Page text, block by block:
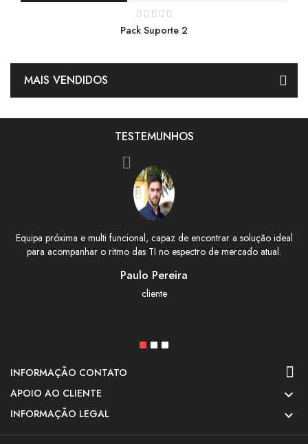
Pack Suporte 2
MAIS VENDIDOS
TESTEMUNHOS
Equipa próxima e multi funcional, capaz de encontrar a solução ideal
para acompanhar o ritmo das TI no espectro de mercado atual.
Paulo Pereira
cliente
INFORMAÇÃO CONTATO
APOIO AO CLIENTE

INFORMAÇÃO LEGAL 